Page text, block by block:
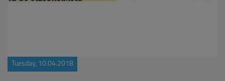
Tuesday, 10.04.2018